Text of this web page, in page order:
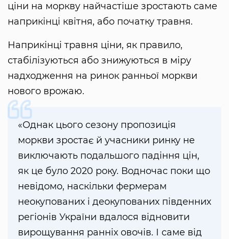
ціни на моркву найчастіше зростають саме
наприкінці квітня, або початку травня.
Наприкінці травня ціни, як правило,
стабілізуються або знижуються в міру
надходження на ринок ранньої моркви
нового врожаю.
«Однак цього сезону пропозиція
моркви зростає й учасники ринку не
виключають подальшого падіння цін,
як це було 2020 року. Водночас поки що
невідомо, наскільки фермерам
неокупованих і деокупованих південних
регіонів України вдалося відновити
вирощування ранніх овочів. І саме від